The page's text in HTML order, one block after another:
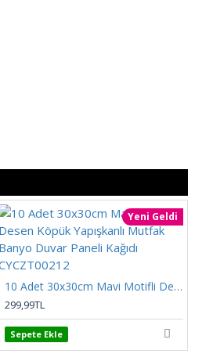
Yeni Geldi
10 Adet 30x30cm Mavi Motifli Desen Köpük Yapışkanlı Mutfak Banyo Duvar Paneli Kağıdı CYCZT00212
299,99TL
Sepete Ekle